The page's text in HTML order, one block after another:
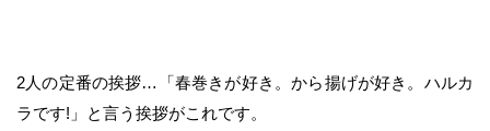
2人の定番の挨拶…「春巻きが好き。から揚げが好き。ハルカ
ラです!」と言う挨拶がこれです。